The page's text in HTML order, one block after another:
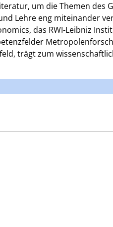
um die Themen des
Lehre eng miteinander
das RWI-Leibniz
trägt zum